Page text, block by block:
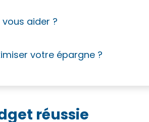
aider ?
votre épargne ?
réussie